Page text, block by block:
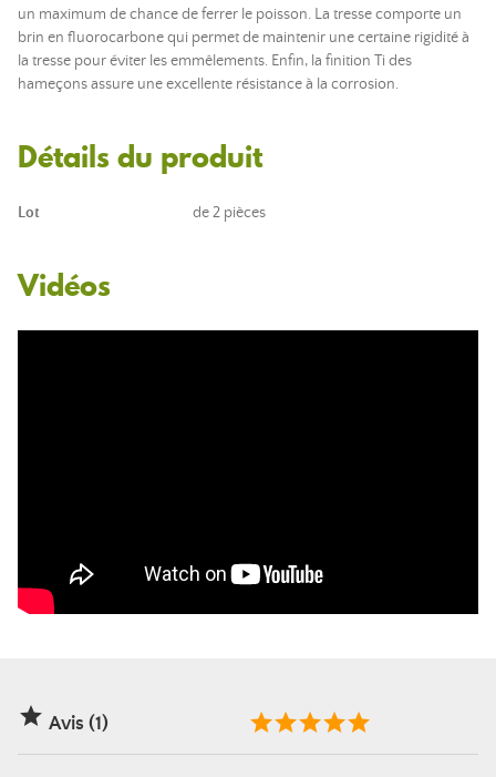
un maximum de chance de ferrer le poisson. La tresse comporte un
brin en fluorocarbone qui permet de maintenir une certaine rigidité à
la tresse pour éviter les emmêlements. Enfin, la finition Ti des
hameçons assure une excellente résistance à la corrosion.
Détails du produit
Lot de 2 pièces
Vidéos
 Avis (1)